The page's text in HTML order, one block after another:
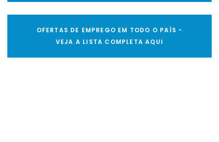
OFERTAS DE EMPREGO EM TODO O PAÍS -
VEJA A LISTA COMPLETA AQUI